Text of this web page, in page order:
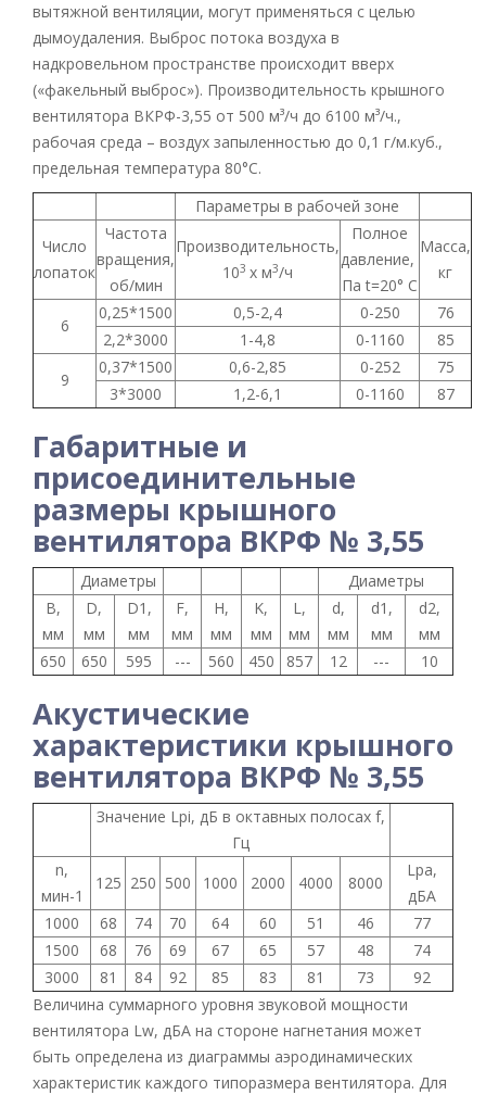
вытяжной вентиляции, могут применяться с целью
дымоудаления. Выброс потока воздуха в
надкровельном пространстве происходит вверх
(«факельный выброс»). Производительность крышного
вентилятора ВКРФ-3,55 от 500 м³/ч до 6100 м³/ч.,
рабочая среда – воздух запыленностью до 0,1 г/м.куб.,
предельная температура 80°С.
Параметры в рабочей зоне
Число
лопаток
Частота
вращения,
об/мин
Производительность,
103 х м3/ч
Полное
давление,
Па t=20° C
Масса,
кг
6
0,25*1500 0,5-2,4 0-250
76
2,2*3000
1-4,8 0-1160
85
9
0,37*1500 0,6-2,85 0-252
75
3*3000
1,2-6,1 0-1160 87
Габаритные и
присоединительные
размеры крышного
вентилятора ВКРФ № 3,55
Диаметры
Диаметры
B,
мм
D,
мм
D1,
мм
F,
мм
H,
мм
K,
мм
L,
мм
d,
мм
d1,
мм
d2,
мм
650
650 595 --- 560 450 857 12 --- 10
Акустические
характеристики крышного
вентилятора ВКРФ № 3,55
Значение Lpi, дБ в октавных полосах f,
Гц
n,
мин-1
125 250 500 1000 2000 4000 8000
Lpa,
дБА
1000
68 74 70 64 60 51 46
77
1500
68 76 69 67 65 57 48
74
3000
81 84 92 85 83 81 73
92
Величина суммарного уровня звуковой мощности
вентилятора Lw, дБА на стороне нагнетания может
быть определена из диаграммы аэродинамических
характеристик каждого типоразмера вентилятора. Для